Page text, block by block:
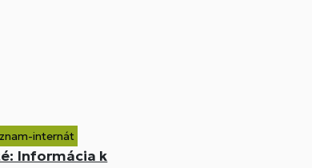
internát
Informácia k